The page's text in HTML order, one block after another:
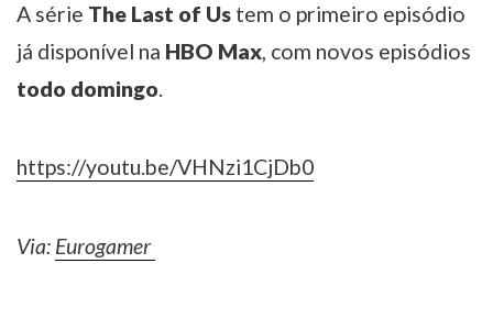
A série The Last of Us tem o primeiro episódio
já disponível na HBO Max, com novos episódios
todo domingo.
https://youtu.be/VHNzi1CjDb0
Via: Eurogamer